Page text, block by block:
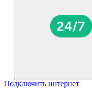
Подключить интернет